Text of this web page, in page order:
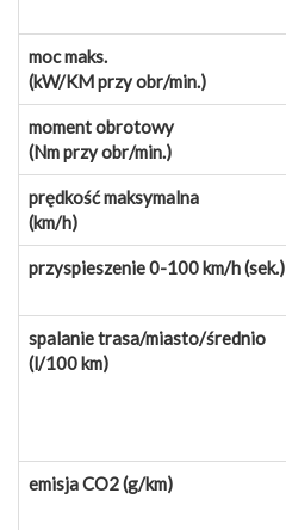
moc maks.
(kW/KM przy obr/min.)
moment obrotowy
(Nm przy obr/min.)
prędkość maksymalna
(km/h)
przyspieszenie 0-100 km/h (sek.)
spalanie trasa/miasto/średnio
(l/100 km)
emisja CO2 (g/km)